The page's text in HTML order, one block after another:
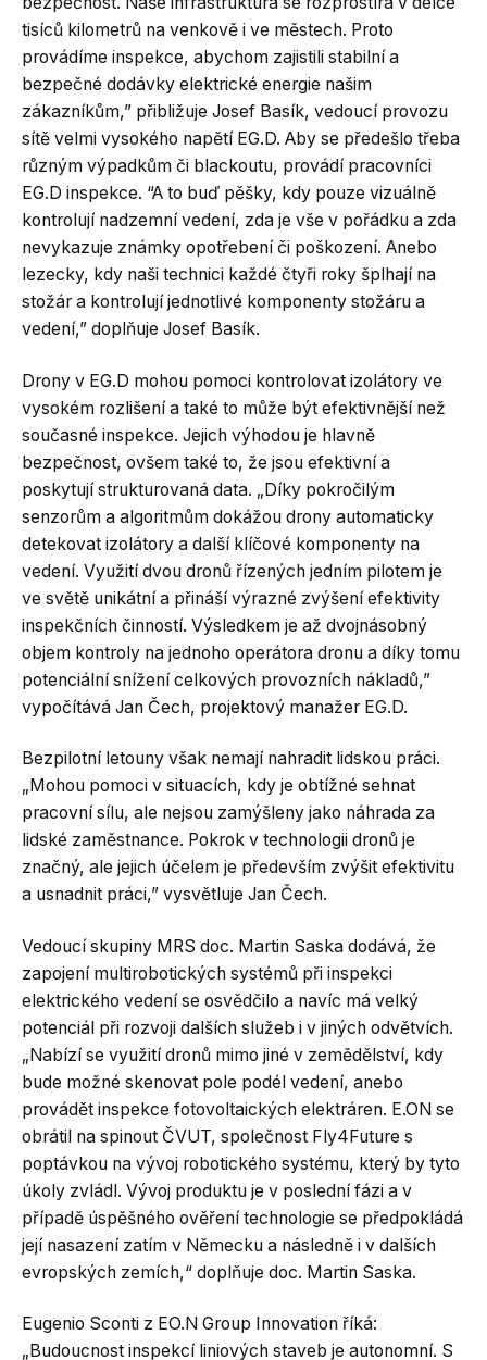
tisíců kilometrů na venkově i ve městech. Proto
provádíme inspekce, abychom zajistili stabilní a
bezpečné dodávky elektrické energie našim
zákazníkům,” přibližuje Josef Basík, vedoucí provozu
sítě velmi vysokého napětí EG.D. Aby se předešlo třeba
různým výpadkům či blackoutu, provádí pracovníci
EG.D inspekce. “A to buď pěšky, kdy pouze vizuálně
kontrolují nadzemní vedení, zda je vše v pořádku a zda
nevykazuje známky opotřebení či poškození. Anebo
lezecky, kdy naši technici každé čtyři roky šplhají na
stožár a kontrolují jednotlivé komponenty stožáru a
vedení,” doplňuje Josef Basík.
Drony v EG.D mohou pomoci kontrolovat izolátory ve
vysokém rozlišení a také to může být efektivnější než
současné inspekce. Jejich výhodou je hlavně
bezpečnost, ovšem také to, že jsou efektivní a
poskytují strukturovaná data. „Díky pokročilým
senzorům a algoritmům dokážou drony automaticky
detekovat izolátory a další klíčové komponenty na
vedení. Využití dvou dronů řízených jedním pilotem je
ve světě unikátní a přináší výrazné zvýšení efektivity
inspekčních činností. Výsledkem je až dvojnásobný
objem kontroly na jednoho operátora dronu a díky tomu
potenciální snížení celkových provozních nákladů,”
vypočítává Jan Čech, projektový manažer EG.D.
Bezpilotní letouny však nemají nahradit lidskou práci.
„Mohou pomoci v situacích, kdy je obtížné sehnat
pracovní sílu, ale nejsou zamýšleny jako náhrada za
lidské zaměstnance. Pokrok v technologii dronů je
značný, ale jejich účelem je především zvýšit efektivitu
a usnadnit práci,” vysvětluje Jan Čech.
Vedoucí skupiny MRS doc. Martin Saska dodává, že
zapojení multirobotických systémů při inspekci
elektrického vedení se osvědčilo a navíc má velký
potenciál při rozvoji dalších služeb i v jiných odvětvích.
„Nabízí se využití dronů mimo jiné v zemědělství, kdy
bude možné skenovat pole podél vedení, anebo
provádět inspekce fotovoltaických elektráren. E.ON se
obrátil na spinout ČVUT, společnost Fly4Future s
poptávkou na vývoj robotického systému, který by tyto
úkoly zvládl. Vývoj produktu je v poslední fázi a v
případě úspěšného ověření technologie se předpokládá
její nasazení zatím v Německu a následně i v dalších
evropských zemích,“ doplňuje doc. Martin Saska.
Eugenio Sconti z EO.N Group Innovation říká:
„Budoucnost inspekcí liniových staveb je autonomní. S